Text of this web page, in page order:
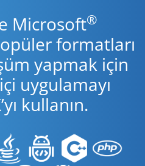
Microsoft®
formatları
yapmak için
uygulamayı
kullanın.